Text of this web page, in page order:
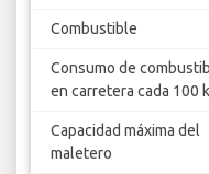
Combustible
Consumo de
en carretera cada 100
Capacidad máxima del
maletero